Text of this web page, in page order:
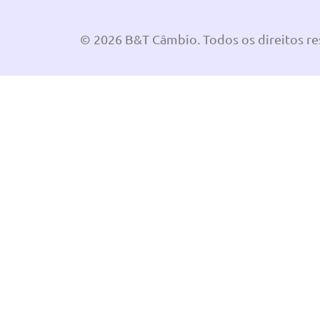
© 2026 B&T Câmbio. Todos os direitos